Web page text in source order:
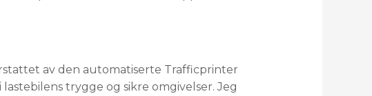
av den automatiserte Trafficprinter
trygge og sikre omgivelser. Jeg